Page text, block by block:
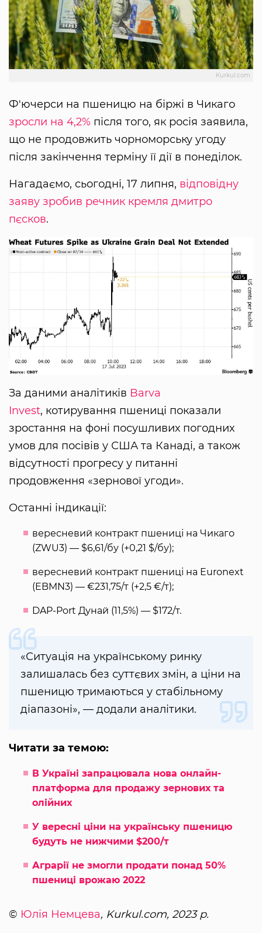
Kurkul.com
Ф'ючерси на пшеницю на біржі в Чикаго
зросли на 4,2% після того, як росія заявила,
що не продовжить чорноморську угоду
після закінчення терміну її дії в понеділок.
Нагадаємо, сьогодні, 17 липня, відповідну
заяву зробив речник кремля дмитро
пєсков.
За даними аналітиків Barva
Invest, котирування пшениці показали
зростання на фоні посушливих погодних
умов для посівів у США та Канаді, а також
відсутності прогресу у питанні
продовження «зернової угоди».
Останні індикації:
вересневий контракт пшениці на Чикаго
(ZWU3) — $6,61/бу (+0,21 $/бу);
вересневий контракт пшениці на Euronext
(EBMN3) — €231,75/т (+2,5 €/т);
DAP-Port Дунай (11,5%) — $172/т.
«Ситуація на українському ринку
залишалась без суттєвих змін, а ціни на
пшеницю тримаються у стабільному
діапазоні», — додали аналітики.
Читати за темою:
В Україні запрацювала нова онлайн-
платформа для продажу зернових та
олійних
У вересні ціни на українську пшеницю
будуть не нижчими $200/т
Аграрії не змогли продати понад 50%
пшениці врожаю 2022
© Юлія Немцева, Kurkul.com, 2023 р.